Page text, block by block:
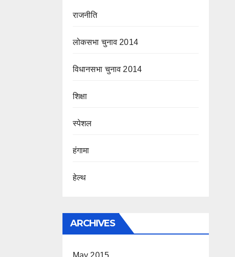
राजनीति
लोकसभा चुनाव 2014
विधानसभा चुनाव 2014
शिक्षा
स्पेशल
हंगामा
हेल्थ
ARCHIVES
May 2015